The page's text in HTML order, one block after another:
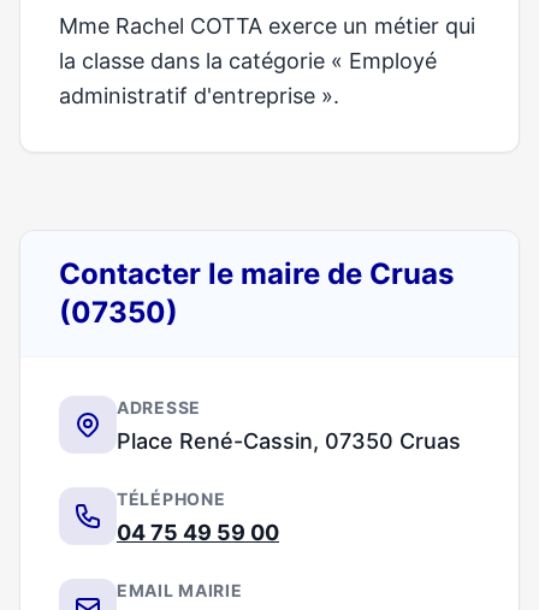
Mme Rachel COTTA exerce un métier qui
la classe dans la catégorie « Employé
administratif d'entreprise ».
Contacter le maire de Cruas
(07350)
ADRESSE
Place René-Cassin, 07350 Cruas
TÉLÉPHONE
04 75 49 59 00
EMAIL MAIRIE